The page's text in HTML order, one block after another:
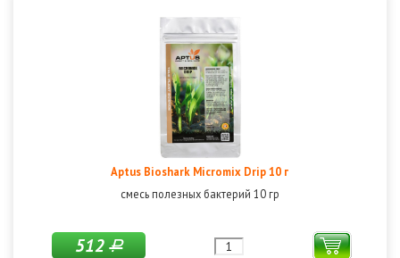
Aptus Bioshark Micromix Drip 10 г
смесь полезных бактерий 10 гр
512Р